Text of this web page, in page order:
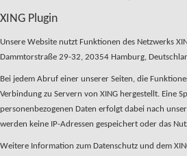
XING Plugin
Unsere Website nutzt Funktionen des Netzwerks
Dammtorstraße 29-32, 20354 Hamburg,
Bei jedem Abruf einer unserer Seiten, die
Verbindung zu Servern von XING hergestellt. Eine
personenbezogenen Daten erfolgt dabei nach
werden keine IP-Adressen gespeichert oder das
Weitere Information zum Datenschutz und dem